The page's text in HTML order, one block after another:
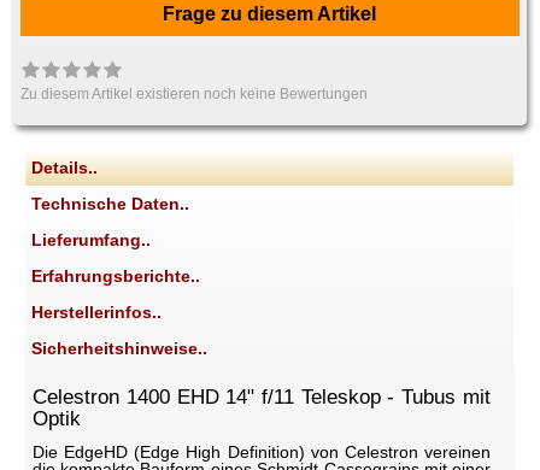
Frage zu diesem Artikel
Zu diesem Artikel existieren noch keine Bewertungen
Details..
Technische Daten..
Lieferumfang..
Erfahrungsberichte..
Herstellerinfos..
Sicherheitshinweise..
Celestron 1400 EHD 14" f/11 Teleskop - Tubus mit
Optik
Die EdgeHD (Edge High Definition) von Celestron vereinen